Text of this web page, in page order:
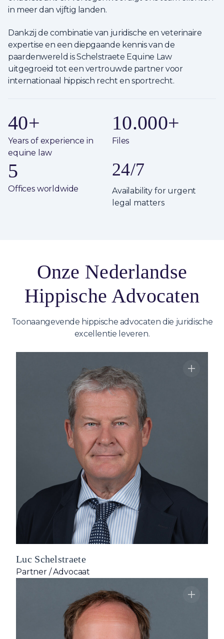
in meer dan vijftig landen.
Dankzij de combinatie van juridische en veterinaire
expertise en een diepgaande kennis van de
paardenwereld is Schelstraete Equine Law
uitgegroeid tot een vertrouwde partner voor
internationaal hippisch recht en sportrecht.
Years of experience in
equine law
40+
Files
10.000+
Offices worldwide
5 24/7
Availability for urgent
legal matters
Onze Nederlandse
Hippische Advocaten
Toonaangevende hippische advocaten die juridische
excellentie leveren.
Luc Schelstraete
Partner / Advocaat